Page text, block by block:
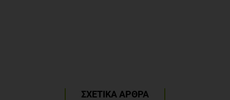
ΣΧΕΤΙΚΑ ΑΡΘΡΑ